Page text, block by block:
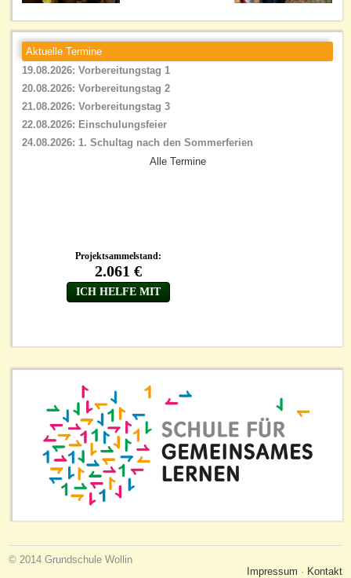
Aktuelle Termine
19.08.2026: Vorbereitungstag 1
20.08.2026: Vorbereitungstag 2
21.08.2026: Vorbereitungstag 3
22.08.2026: Einschulungsfeier
24.08.2026: 1. Schultag nach den Sommerferien
Alle Termine
© 2014 Grundschule Wollin
Impressum · Kontakt